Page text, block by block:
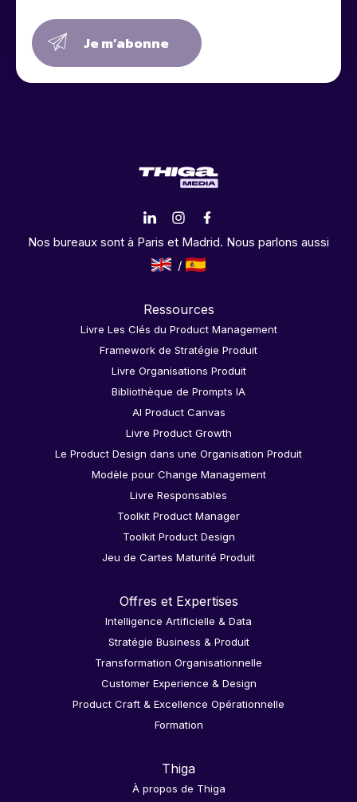
Je m’abonne
Nos bureaux sont à Paris et Madrid. Nous parlons aussi
Ressources
Livre Les Clés du Product Management
Framework de Stratégie Produit
Livre Organisations Produit
Bibliothèque de Prompts IA
AI Product Canvas
Livre Product Growth
Le Product Design dans une Organisation Produit
Modèle pour Change Management
Livre Responsables
Toolkit Product Manager
Toolkit Product Design
Jeu de Cartes Maturité Produit
Offres et Expertises
Intelligence Artificielle & Data
Stratégie Business & Produit
Transformation Organisationnelle
Customer Experience & Design
Product Craft & Excellence Opérationnelle
Formation
Thiga
À propos de Thiga